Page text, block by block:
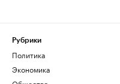
Рубрики
Политика
Экономика